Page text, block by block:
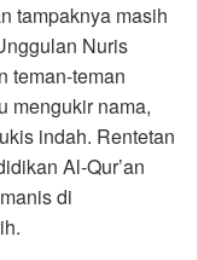
tampaknya masih
Nuris
teman-teman
mengukir nama,
indah. Rentetan
Al-Qur’an
di